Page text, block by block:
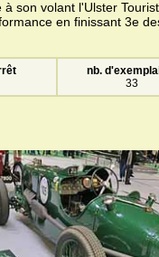
son volant l'Ulster
en finissant 3e
nb.
33